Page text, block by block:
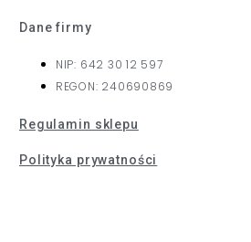
Dane firmy
NIP: 642 30 12 597
REGON: 240690869
Regulamin sklepu
Polityka prywatności